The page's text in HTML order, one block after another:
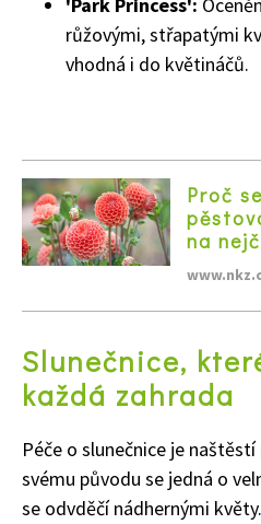
'Park Princess':
růžovými, střapatými
vhodná i do květináčů.
Proč
na
Slunečnice,
každá zahrada
Péče o slunečnice je
svému původu se jedná o
se odvděčí nádhernými